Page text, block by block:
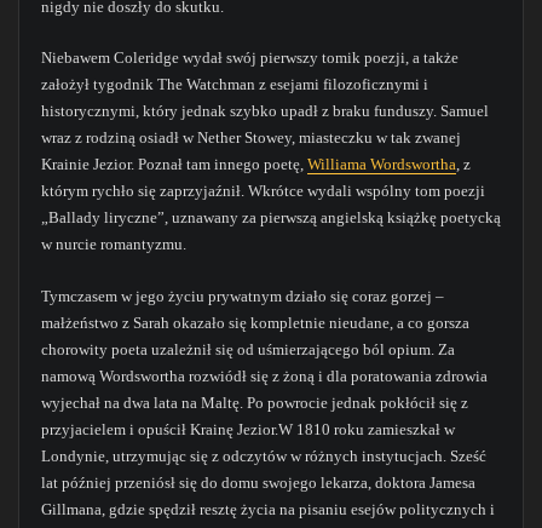
nigdy nie doszły do skutku.
Niebawem Coleridge wydał swój pierwszy tomik poezji, a także
założył tygodnik The Watchman z esejami filozoficznymi i
historycznymi, który jednak szybko upadł z braku funduszy. Samuel
wraz z rodziną osiadł w Nether Stowey, miasteczku w tak zwanej
Krainie Jezior. Poznał tam innego poetę, Williama Wordswortha, z
którym rychło się zaprzyjaźnił. Wkrótce wydali wspólny tom poezji
„Ballady liryczne”, uznawany za pierwszą angielską książkę poetycką
w nurcie romantyzmu.
Tymczasem w jego życiu prywatnym działo się coraz gorzej –
małżeństwo z Sarah okazało się kompletnie nieudane, a co gorsza
chorowity poeta uzależnił się od uśmierzającego ból opium. Za
namową Wordswortha rozwiódł się z żoną i dla poratowania zdrowia
wyjechał na dwa lata na Maltę. Po powrocie jednak pokłócił się z
przyjacielem i opuścił Krainę Jezior.W 1810 roku zamieszkał w
Londynie, utrzymując się z odczytów w różnych instytucjach. Sześć
lat później przeniósł się do domu swojego lekarza, doktora Jamesa
Gillmana, gdzie spędził resztę życia na pisaniu esejów politycznych i